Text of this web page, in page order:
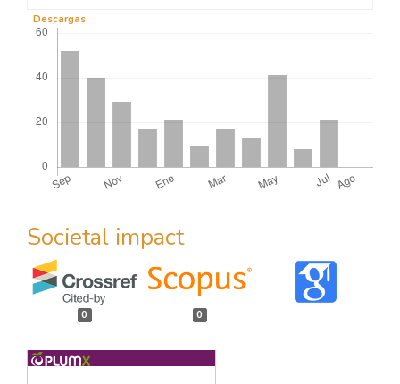
Descargas
Societal impact
0 0